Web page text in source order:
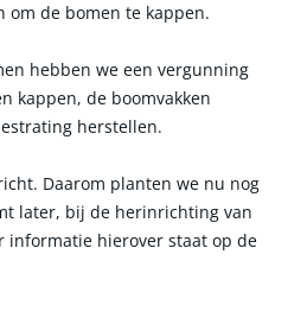
om de bomen te kappen.
hebben we een vergunning
kappen, de boomvakken
herstellen.
Daarom planten we nu nog
later, bij de herinrichting van
informatie hierover staat op de